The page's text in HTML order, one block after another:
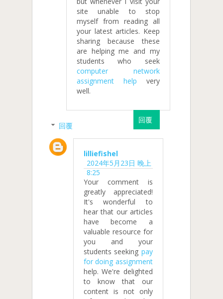
site unable to stop
myself from reading all
your latest articles. Keep
sharing because these
are helping me and my
students who seek
computer network
assignment help very
well.
回覆
回覆
lilliefishel
2024年5月23日 晚上
8:25
Your comment is
greatly appreciated!
It's wonderful to
hear that our articles
have become a
valuable resource for
you and your
students seeking pay
for doing assignment
help. We're delighted
to know that our
content is not only